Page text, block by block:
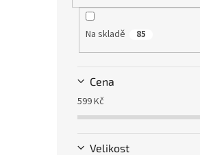
Na skladě 85
Cena
599Kč
Velikost